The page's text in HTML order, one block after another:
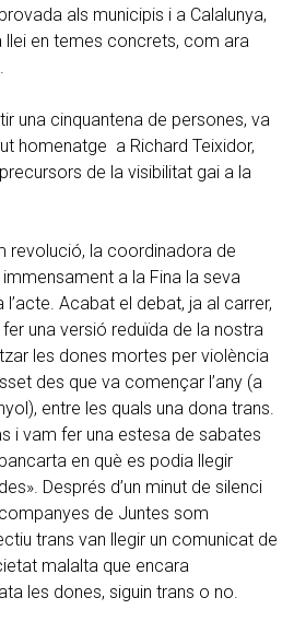
als municipis i a Calalunya,
llei en temes concrets, com ara
una cinquantena de persones, va
homenatge a Richard Teixidor,
de la visibilitat gai a la
revolució, la coordinadora de
a la Fina la seva
Acabat el debat, ja al carrer,
una versió reduïda de la nostra
les dones mortes per violència
des que va començar l’any (a
entre les quals una dona trans.
i vam fer una estesa de sabates
en què es podia llegir
Després d’un minut de silenci
de Juntes som
trans van llegir un comunicat de
malalta que encara
les dones, siguin trans o no.